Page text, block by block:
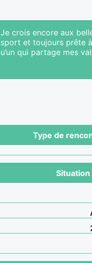
Je crois encore aux
sport et toujours prête
u’un qui partage mes
Type de
Situation